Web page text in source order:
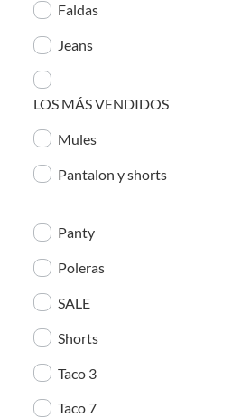
Faldas
Jeans
LOS MÁS VENDIDOS
Mules
Pantalon y shorts
Panty
Poleras
SALE
Shorts
Taco 3
Taco 7